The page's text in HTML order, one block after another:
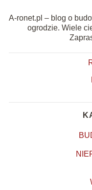
A-ronet.pl – blog o
ogrodzie. Wiele